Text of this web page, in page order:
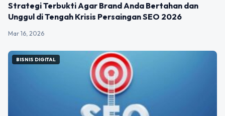
Strategi Terbukti Agar Brand Anda Bertahan dan
Unggul di Tengah Krisis Persaingan SEO 2026
Mar 16, 2026
BISNIS DIGITAL